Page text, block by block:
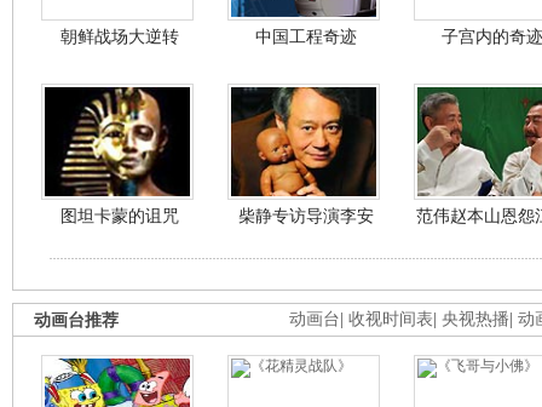
朝鲜战场大逆转 中国工程奇迹 子宫内的奇迹
图坦卡蒙的诅咒 柴静专访导演李安 范伟赵本山恩怨
动画台 收视时间表 央视热播 动
动画台推荐